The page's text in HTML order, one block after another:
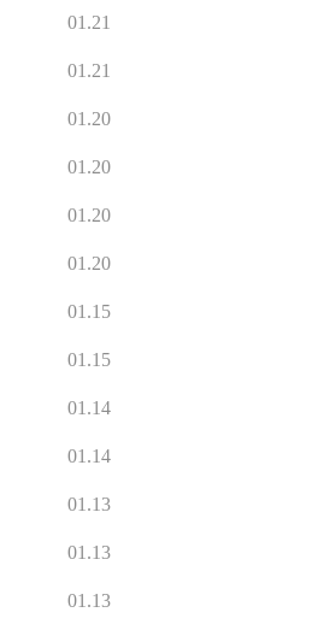
01.21
01.21
01.20
01.20
01.20
01.20
01.15
01.15
01.14
01.14
01.13
01.13
01.13